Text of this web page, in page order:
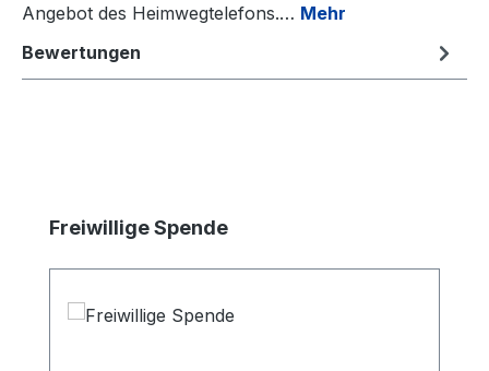
Angebot des Heimwegtelefons.… Mehr
Bewertungen
Produktgalerie überspringen
Freiwillige Spende